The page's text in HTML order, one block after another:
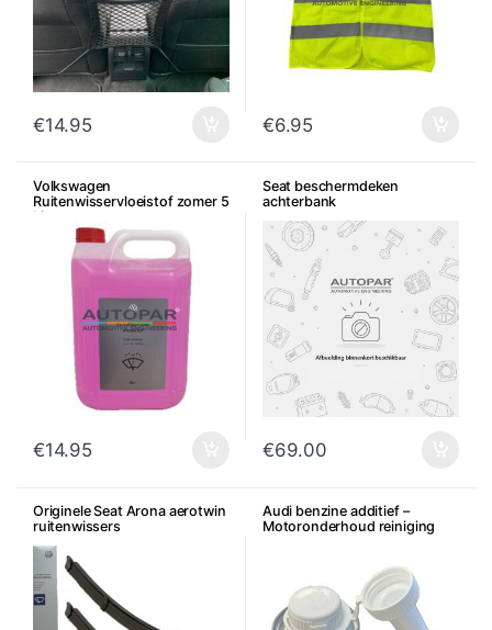
€14.95 €6.95
Volkswagen
Ruitenwisservloeistof zomer 5
Liter
€14.95
Seat beschermdeken
achterbank
€69.00
Originele Seat Arona aerotwin
ruitenwissers
Audi benzine additief –
Motoronderhoud reiniging